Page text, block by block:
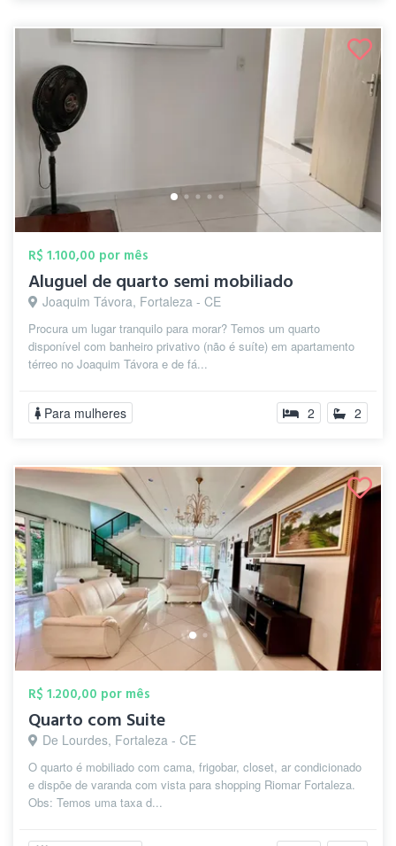
R$ 1.100,00 por mês
Aluguel de quarto semi mobiliado
Joaquim Távora, Fortaleza - CE
Procura um lugar tranquilo para morar? Temos um quarto
disponível com banheiro privativo (não é suíte) em apartamento
térreo no Joaquim Távora e de fá...
Para mulheres 2 2
R$ 1.200,00 por mês
Quarto com Suite
De Lourdes, Fortaleza - CE
O quarto é mobiliado com cama, frigobar, closet, ar condicionado
e dispõe de varanda com vista para shopping Riomar Fortaleza.
Obs: Temos uma taxa d...